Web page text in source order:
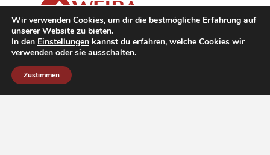
Wir verwenden Cookies, um dir die bestmögliche Erfahrung auf
unserer Website zu bieten.
In den Einstellungen kannst du erfahren, welche Cookies wir
verwenden oder sie ausschalten.
Zustimmen